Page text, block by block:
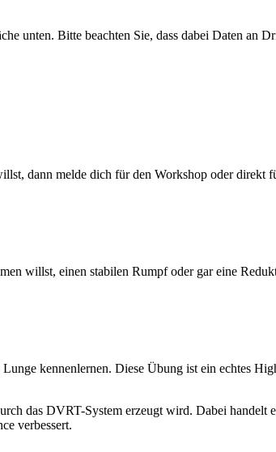
unten. Bitte beachten Sie, dass dabei Daten an
dann melde dich für den Workshop oder direkt
willst, einen stabilen Rumpf oder gar eine
kennenlernen. Diese Übung ist ein echtes
das DVRT-System erzeugt wird. Dabei handelt
verbessert.